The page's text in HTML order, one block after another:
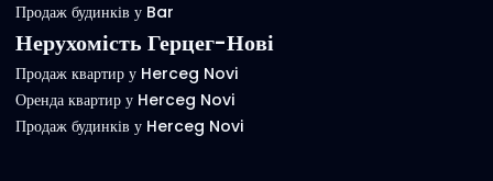
Продаж будинків у Bar
Нерухомість Герцег-Нові
Продаж квартир у Herceg Novi
Оренда квартир у Herceg Novi
Продаж будинків у Herceg Novi